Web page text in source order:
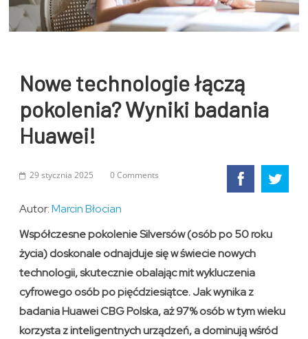
Nowe technologie łączą
pokolenia? Wyniki badania
Huawei!
29 stycznia 2025 0 Comments
Autor:Marcin Błocian
Współczesne pokolenie Silversów (osób po 50 roku
życia) doskonale odnajduje się w świecie nowych
technologii, skutecznie obalając mit wykluczenia
cyfrowego osób po pięćdziesiątce. Jak wynika z
badania Huawei CBG Polska, aż 97% osób w tym wieku
korzysta z inteligentnych urządzeń, a dominują wśród